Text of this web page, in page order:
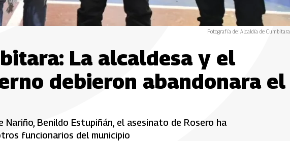
Fotografía de: Alcaldía de Cumbitara
La alcaldesa y el
debieron abandonara el
Benildo Estupiñán, el asesinato de Rosero ha
funcionarios del municipio